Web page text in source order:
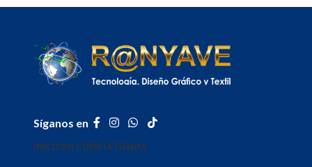
Síganos en
INICIOMI CUENTATIENDA